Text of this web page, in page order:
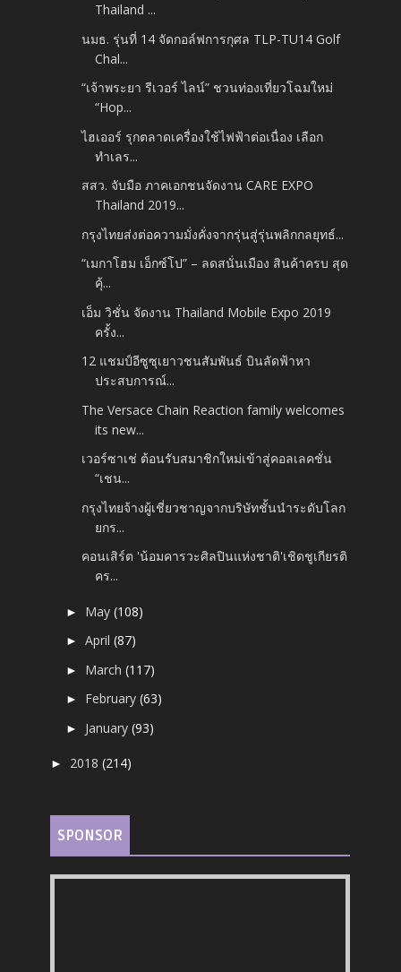
Thailand ...
นมธ. รุ่นที่ 14 จัดกอล์ฟการกุศล TLP-TU14 Golf
Chal...
“เจ้าพระยา รีเวอร์ ไลน์” ชวนท่องเที่ยวโฉมใหม่
“Hop...
ไฮเออร์ รุกตลาดเครื่องใช้ไฟฟ้าต่อเนื่อง เลือก
ทำเลร...
สสว. จับมือ ภาคเอกชนจัดงาน CARE EXPO
Thailand 2019...
กรุงไทยส่งต่อความมั่งคั่งจากรุ่นสู่รุ่นพลิกกลยุทธ์...
“เมกาโฮม เอ็กซ์โป” – ลดสนั่นเมือง สินค้าครบ สุด
คุ้...
เอ็ม วิชั่น จัดงาน Thailand Mobile Expo 2019
ครั้ง...
12 แชมป์อีซูซุเยาวชนสัมพันธ์ บินลัดฟ้าหา
ประสบการณ์...
The Versace Chain Reaction family welcomes
its new...
เวอร์ซาเช่ ต้อนรับสมาชิกใหม่เข้าสู่คอลเลคชั่น
“เชน...
กรุงไทยจ้างผู้เชี่ยวชาญจากบริษัทชั้นนำระดับโลก
ยกร...
คอนเสิร์ต 'น้อมคารวะศิลปินแห่งชาติ'เชิดชูเกียรติ
คร...
► May(108)
►April(87)
► March(117)
► February(63)
► January(93)
► 2018(214)
SPONSOR